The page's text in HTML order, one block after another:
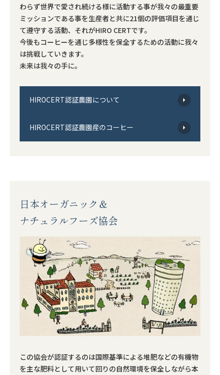
すべてのコーヒー豆から選ぶ
焙煎度で選ぶ
産地で選ぶ
シーン/気分で選ぶ
飲み方で選ぶ
わらず世界で愛され続ける様に活動する事が我々の最重要
ミッションである事を生産者と共に21個の評価項目を通じ
て遵守する活動、それがHIRO CERTです。
今後もコーヒーを通じ多様性を保全するための活動に我々
は挑戦していきます。
未来は我々の手に。
HIROCERT認証農園について
HIROCERT認証農園産のコーヒー
日本オーガニック＆
ナチュラルフーズ協会
この協会が認証するのは国際基準による堆肥などの有機物
を主な肥料として用いて回りの自然環境を保全しながら本